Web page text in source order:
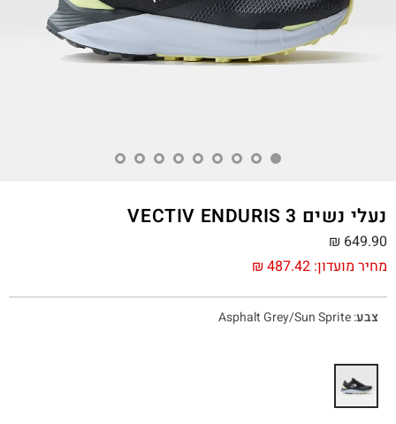
נעלי נשים VECTIV ENDURIS 3
מחיר מועדון: ₪ 487.42
₪ 649.90
צבע:
Asphalt Grey/Sun Sprite